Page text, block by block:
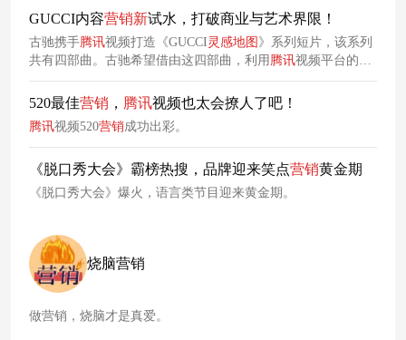
GUCCI内容营销新试水，打破商业与艺术界限！
古驰携手腾讯视频打造《GUCCI 灵感地图 》系列短片，该系列
共有四部曲。古驰希望借由这四部曲，利用 腾讯视频平台的推
广覆盖能力，以及结合古驰当代美学的不同主题内容，向中国
消费者传递时尚科技的生活方式、品牌独树一帜的价值观。
520最佳营销 ， 腾讯视频也太会撩人了吧！
腾讯视频520营销成功出彩。
《脱口秀大会》霸榜热搜，品牌迎来笑点营销黄金期
《脱口秀大会》爆火，语言类节目迎来黄金期。
烧脑营销
做营销，烧脑才是真爱。